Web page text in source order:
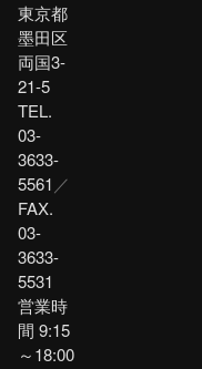
東京都
墨田区
両国3-
21-5
TEL.
03-
3633-
5561 ／
FAX.
03-
3633-
5531
営業時
間 9:15
～18:00